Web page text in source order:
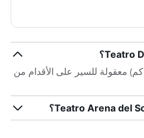
Due Torri على بعد مسافة (1 كم) معقولة للسير على الأقدام من